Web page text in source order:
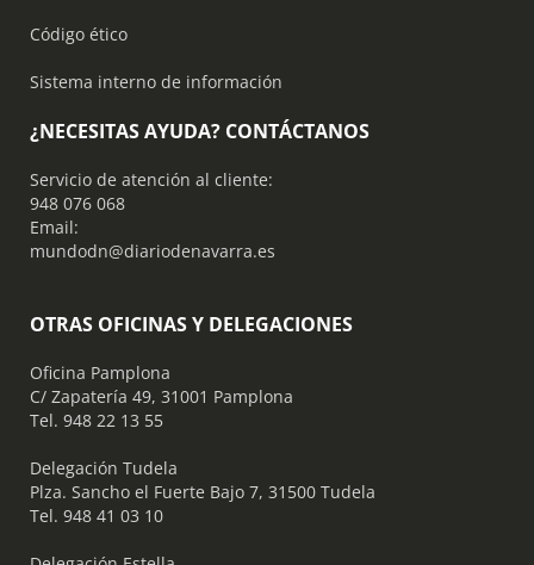
Código ético
Sistema interno de información
¿NECESITAS AYUDA? CONTÁCTANOS
Servicio de atención al cliente:
948 076 068
Email:
mundodn@diariodenavarra.es
OTRAS OFICINAS Y DELEGACIONES
Oficina Pamplona
C/ Zapatería 49, 31001 Pamplona
Tel. 948 22 13 55
​ Delegación Tudela
Plza. Sancho el Fuerte Bajo 7, 31500 Tudela
Tel. 948 41 03 10